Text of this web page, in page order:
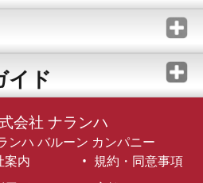
イド
会社 ナランハ
ンハ バルーン カンパニー
案内
規約・同意事項